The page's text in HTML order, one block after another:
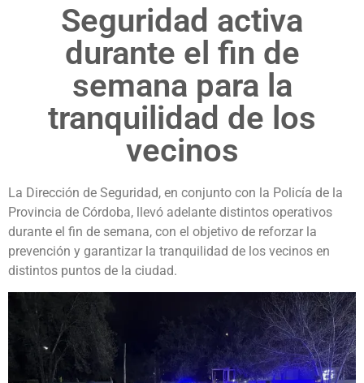
Seguridad activa
durante el fin de
semana para la
tranquilidad de los
vecinos
La Dirección de Seguridad, en conjunto con la Policía de la
Provincia de Córdoba, llevó adelante distintos operativos
durante el fin de semana, con el objetivo de reforzar la
prevención y garantizar la tranquilidad de los vecinos en
distintos puntos de la ciudad.